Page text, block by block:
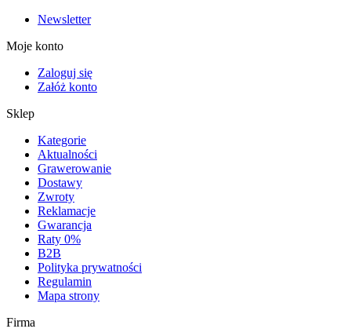
Newsletter
Moje konto
Zaloguj się
Załóż konto
Sklep
Kategorie
Aktualności
Grawerowanie
Dostawy
Zwroty
Reklamacje
Gwarancja
Raty 0%
B2B
Polityka prywatności
Regulamin
Mapa strony
Firma